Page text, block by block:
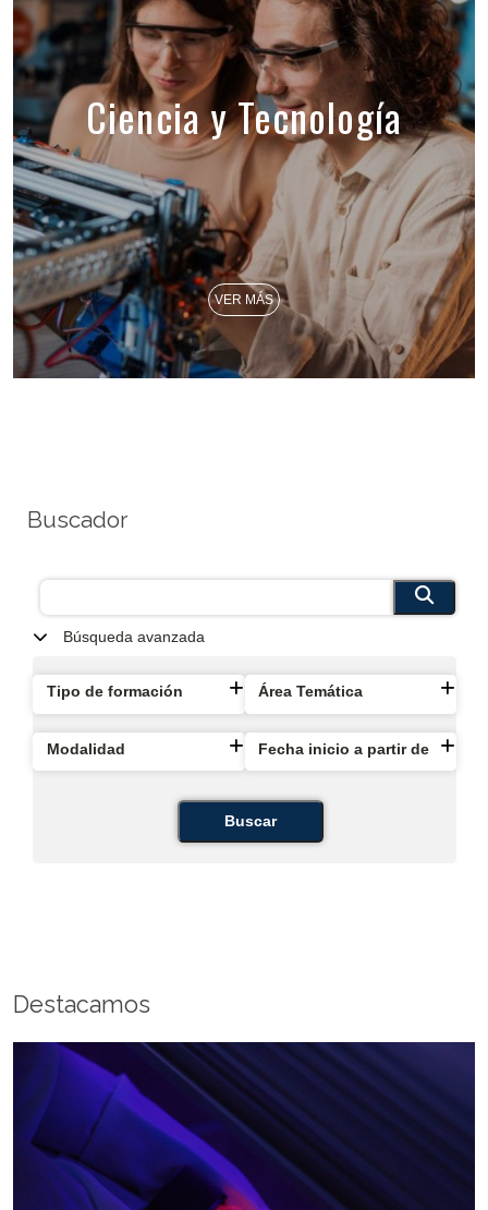
Ciencia y Tecnología
VER MÁS
Buscador
Búsqueda avanzada
Tipo de formación Área Temática
Modalidad Fecha inicio a partir de
Buscar
Destacamos